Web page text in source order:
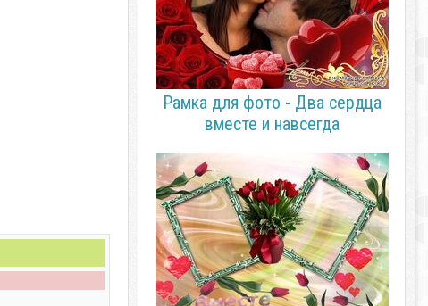
Рамка для фото - Два сердца
вместе и навсегда